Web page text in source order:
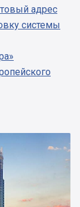
адрес
системы